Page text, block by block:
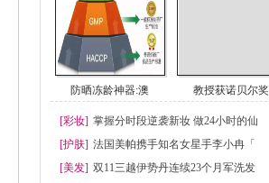
防晒冻龄神器:澳 教授获诺贝尔奖
[彩妆] 掌握分时段逆袭新妆 做24小时的仙
[护肤] 法国美帕携手知名女星手李小冉「
[美发] 双11三越伊势丹连续23个月军洗发